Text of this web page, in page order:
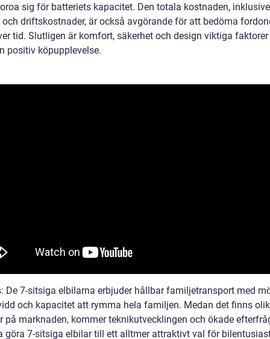
sig för batteriets kapacitet. Den totala kostnaden,
och driftskostnader, är också avgörande för att bedöma
tid. Slutligen är komfort, säkerhet och design viktiga
positiv köpupplevelse.
De 7-sitsiga elbilarna erbjuder hållbar familjetransport med
och kapacitet att rymma hela familjen. Medan det finns
på marknaden, kommer teknikutvecklingen och ökade
göra 7-sitsiga elbilar till ett alltmer attraktivt val för